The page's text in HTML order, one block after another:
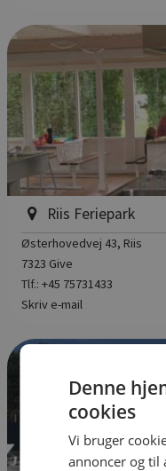
Riis Feriepark
Østerhovedvej 43, Riis
7323 Give
Tlf.: +45 75731433
Skriv e-mail
Denne
cookies
Vi bruger
annoncer og til